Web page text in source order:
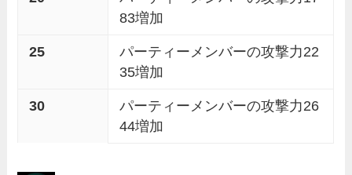
83増加
25
パーティーメンバーの攻撃力22
35増加
30
パーティーメンバーの攻撃力26
44増加